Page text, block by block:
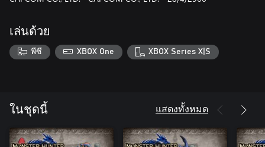
the type of content, as listed below.
- Layered Armor can be used in the Layered Armor Settings
menu of the Item Box. Please note that layered armor is a "skin"
*The items in this set can be purchased individually. Please be
careful not to purchase the same item twice.
เล่นด้วย
พีซี XBOX One XBOX Series X|S
ในชุดนี้ แสดงทั้งหมด